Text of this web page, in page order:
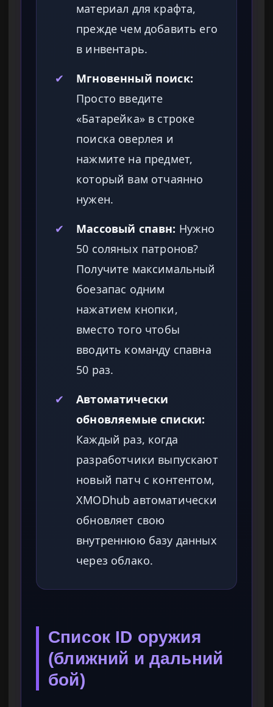
материал для крафта,
прежде чем добавить его
в инвентарь.
✔
Мгновенный поиск:
Просто введите
«Батарейка» в строке
поиска оверлея и
нажмите на предмет,
который вам отчаянно
нужен.
✔
Массовый спавн: Нужно
50 соляных патронов?
Получите максимальный
боезапас одним
нажатием кнопки,
вместо того чтобы
вводить команду спавна
50 раз.
✔
Автоматически
обновляемые списки:
Каждый раз, когда
разработчики выпускают
новый патч с контентом,
XMODhub автоматически
обновляет свою
внутреннюю базу данных
через облако.
Список ID оружия
(ближний и дальний
бой)